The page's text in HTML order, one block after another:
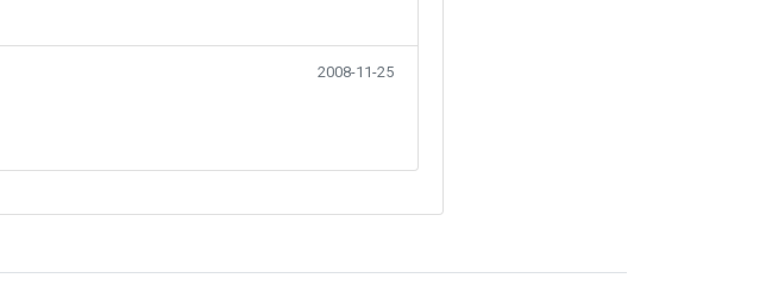
2008-11-25